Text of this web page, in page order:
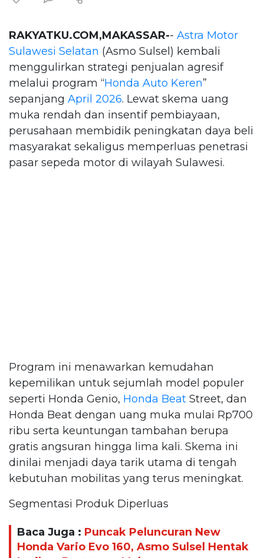
RAKYATKU.COM,MAKASSAR-- Astra Motor
Sulawesi Selatan (Asmo Sulsel) kembali
menggulirkan strategi penjualan agresif
melalui program “Honda Auto Keren”
sepanjang April 2026. Lewat skema uang
muka rendah dan insentif pembiayaan,
perusahaan membidik peningkatan daya beli
masyarakat sekaligus memperluas penetrasi
pasar sepeda motor di wilayah Sulawesi.
Program ini menawarkan kemudahan
kepemilikan untuk sejumlah model populer
seperti Honda Genio, Honda Beat Street, dan
Honda Beat dengan uang muka mulai Rp700
ribu serta keuntungan tambahan berupa
gratis angsuran hingga lima kali. Skema ini
dinilai menjadi daya tarik utama di tengah
kebutuhan mobilitas yang terus meningkat.
Segmentasi Produk Diperluas
Baca Juga : Puncak Peluncuran New
Honda Vario Evo 160, Asmo Sulsel Hentak